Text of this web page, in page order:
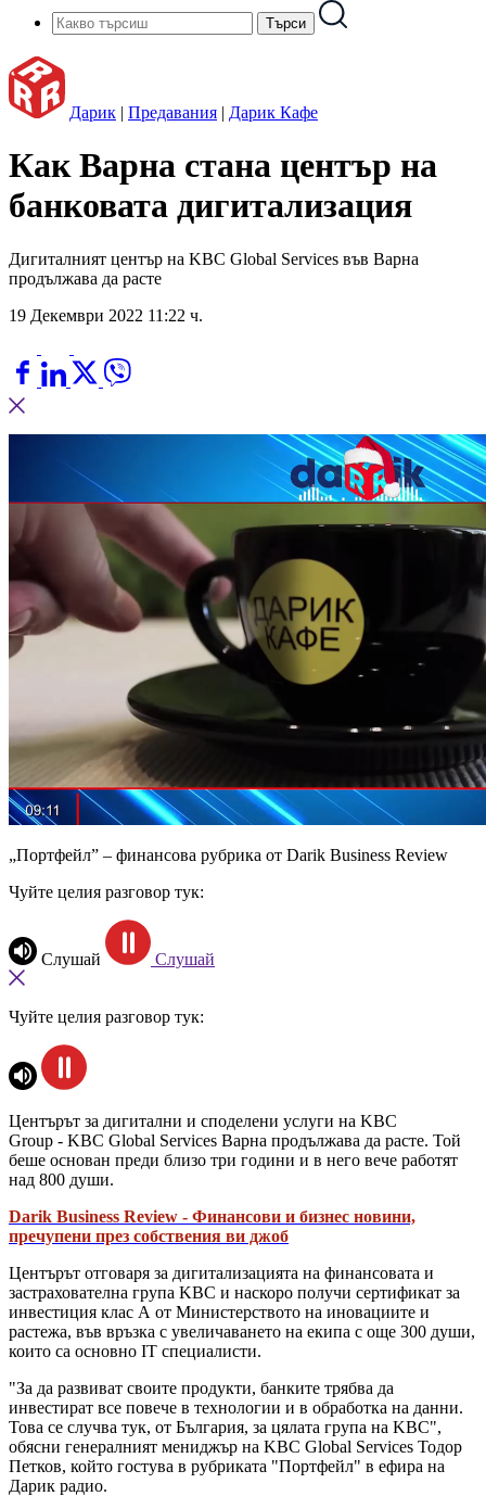
Дарик | Предавания | Дарик Кафе
Как Варна стана център на
банковата дигитализация
Дигиталният център на KBC Global Services във Варна
продължава да расте
19 Декември 2022 11:22 ч.
„Портфейл” – финансова рубрика от Darik Business Review
Чуйте целия разговор тук:
Слушай Слушай
Чуйте целия разговор тук:
Центърът за дигитални и споделени услуги на KBC
Group - KBC Global Services Варна продължава да расте. Той
беше основан преди близо три години и в него вече работят
над 800 души.
Darik Business Review - Финансови и бизнес новини,
пречупени през собствения ви джоб
Центърът отговаря за дигитализацията на финансовата и
застрахователна група KBC и наскоро получи сертификат за
инвестиция клас А от Министерството на иновациите и
растежа, във връзка с увеличаването на екипа с още 300 души,
които са основно IT специалисти.
"За да развиват своите продукти, банките трябва да
инвестират все повече в технологии и в обработка на данни.
Това се случва тук, от България, за цялата група на KBC",
обясни генералният мениджър на KBC Global Services Тодор
Петков, който гостува в рубриката "Портфейл" в ефира на
Дарик радио.